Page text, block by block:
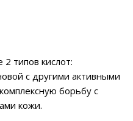
2 типов кислот:
с другими активными
борьбу с
кожи.